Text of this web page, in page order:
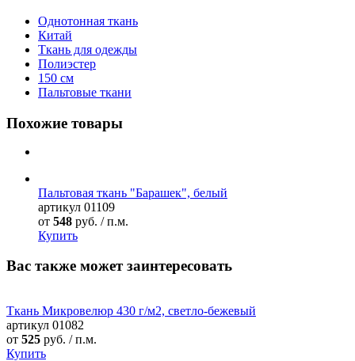
Однотонная ткань
Китай
Ткань для одежды
Полиэстер
150 см
Пальтовые ткани
Похожие товары
Пальтовая ткань "Барашек", белый
артикул 01109
от 548 руб. / п.м.
Купить
Вас также может заинтересовать
Ткань Микровелюр 430 г/м2, светло-бежевый
артикул 01082
от 525 руб. / п.м.
Купить